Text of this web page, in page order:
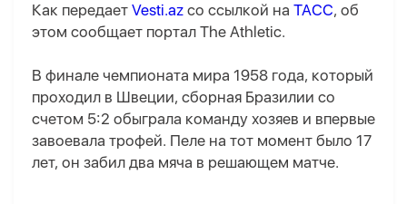
Как передает Vesti.az со ссылкой на ТАСС, об
этом сообщает портал The Athletic.
В финале чемпионата мира 1958 года, который
проходил в Швеции, сборная Бразилии со
счетом 5:2 обыграла команду хозяев и впервые
завоевала трофей. Пеле на тот момент было 17
лет, он забил два мяча в решающем матче.